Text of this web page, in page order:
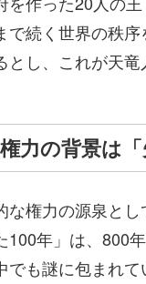
で続く世界の秩
とし、これが天
力の背景は
な権力の源泉と
100年」は、800
でも謎に包まれ